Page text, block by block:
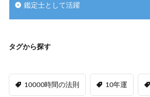
鑑定士として活躍
タグから探す
10000時間の法則 10年運